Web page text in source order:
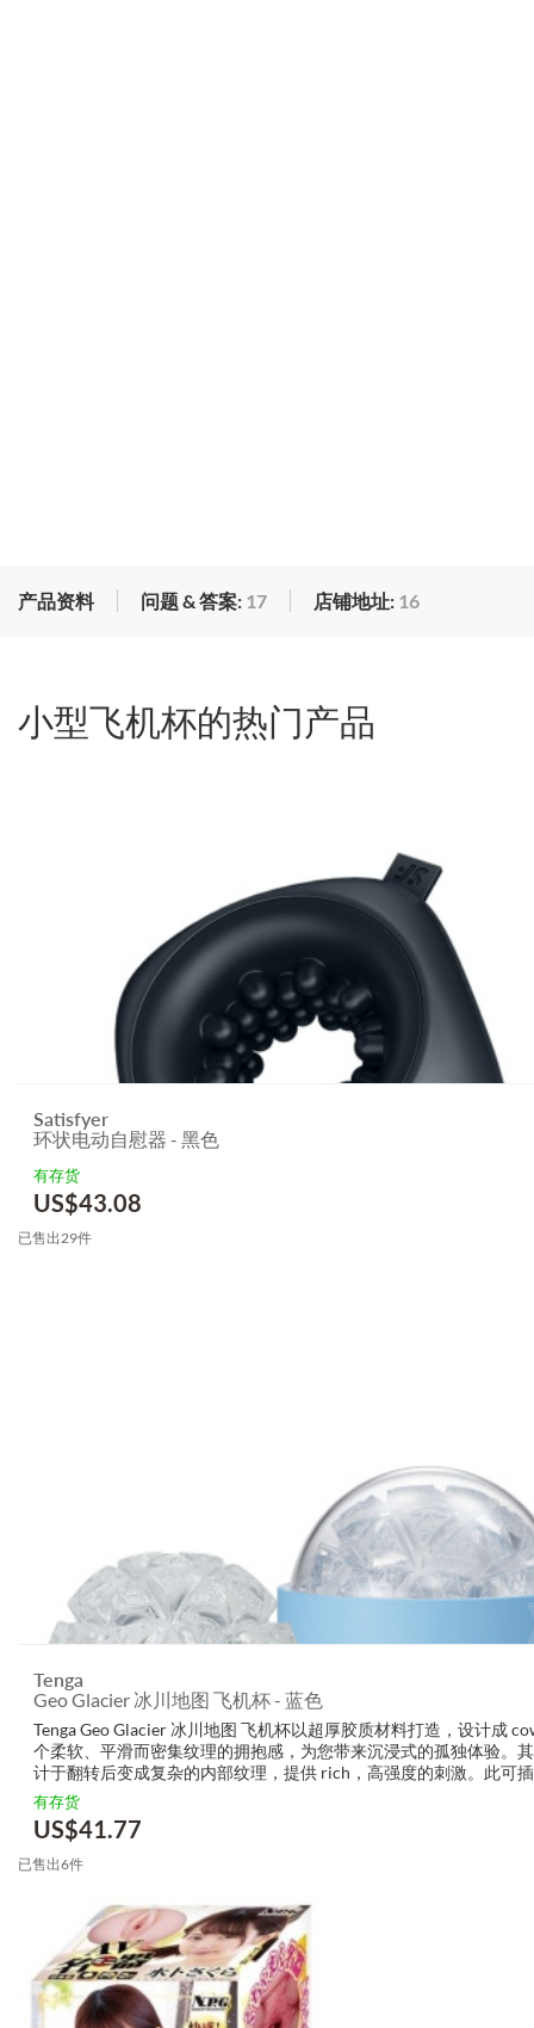
产品资料 问题 & 答案: 17 店铺地址: 16
小型飞机杯的热门产品
Satisfyer
环状电动自慰器 - 黑色
有存货
US$43.08
已售出29件
Tenga
Geo Glacier 冰川地图 飞机杯 - 蓝色
Tenga Geo Glacier 冰川地图 飞机杯以超厚胶质材料打造，设计成
个柔软、平滑而密集纹理的拥抱感，为您带来沉浸式的孤独体验。
计于翻转后变成复杂的内部纹理，提供 rich，高强度的刺激。此可
具备 adapted性，能根据您的形状 epoch，让您探索丰...
有存货
US$41.77
已售出6件